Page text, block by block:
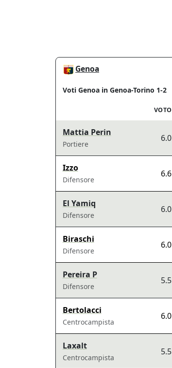
Genoa
Voti Genoa in Genoa-Torino 1-2
VOTO
Mattia Perin
Portiere
6.0
Izzo
Difensore
6.6
El Yamiq
Difensore
6.0
Biraschi
Difensore
6.0
Pereira P
Difensore
5.5
Bertolacci
Centrocampista
6.0
Laxalt
Centrocampista
5.5